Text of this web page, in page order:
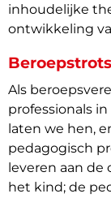
inhoudelijke
ontwikkeling
Beroepstrots
Als
professionals
laten we hen,
pedagogisch
leveren aan
het kind; de